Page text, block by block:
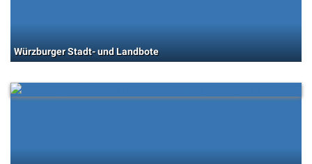
Würzburger Stadt- und Landbote